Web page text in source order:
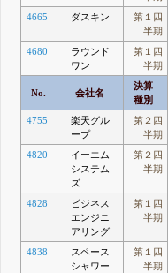
4665 ダスキン
第１四
半期
4680
ラウンド
ワン
第１四
半期
No. 会社名
決算
種別
4755
楽天グル
ープ
第２四
半期
4820
イーエム
システム
ズ
第２四
半期
4828
ビジネス
エンジニ
アリング
第１四
半期
4838
スペース
シャワー
第１四
半期